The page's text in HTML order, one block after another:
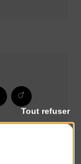
Tout refuser